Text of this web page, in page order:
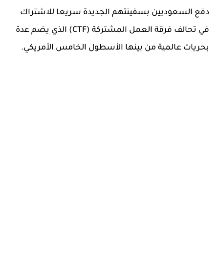
دفع السعوديين بسفينتهم الجديدة سريعا للاشتراك
في تحالف فرقة العمل المشتركة (CTF) الذي يضم عدة
بحريات عالمية من بينها الأسطول الخامس الأمريكي.